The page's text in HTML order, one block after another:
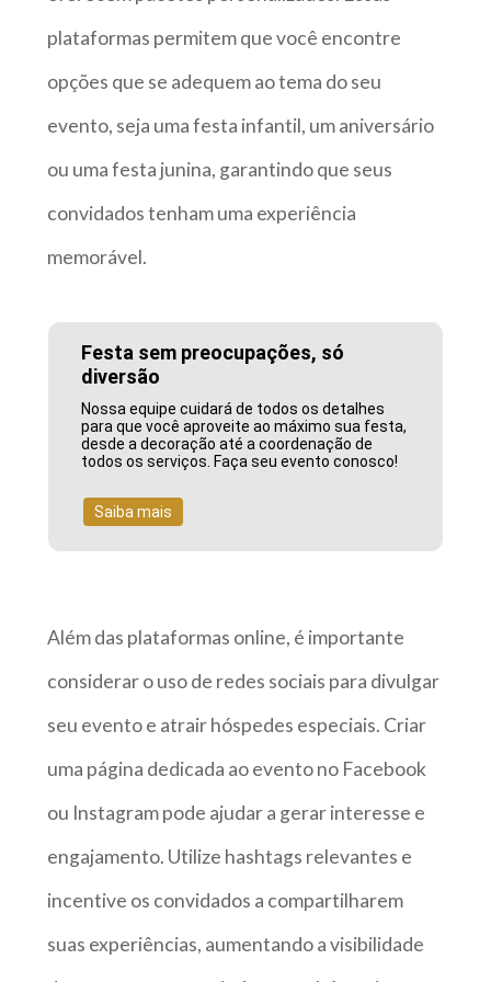
plataformas permitem que você encontre
opções que se adequem ao tema do seu
evento, seja uma festa infantil, um aniversário
ou uma festa junina, garantindo que seus
convidados tenham uma experiência
memorável.
Festa sem preocupações, só
diversão
Nossa equipe cuidará de todos os detalhes
para que você aproveite ao máximo sua festa,
desde a decoração até a coordenação de
todos os serviços. Faça seu evento conosco!
Saiba mais
Além das plataformas online, é importante
considerar o uso de redes sociais para divulgar
seu evento e atrair hóspedes especiais. Criar
uma página dedicada ao evento no Facebook
ou Instagram pode ajudar a gerar interesse e
engajamento. Utilize hashtags relevantes e
incentive os convidados a compartilharem
suas experiências, aumentando a visibilidade